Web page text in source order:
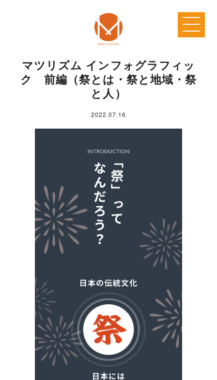
マツリズム インフォグラフィッ
ク 前編（祭とは・祭と地域・祭
と人）
2022.07.16